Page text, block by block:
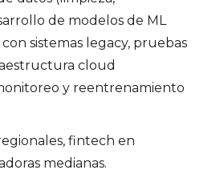
de modelos de ML
sistemas legacy, pruebas
cloud
y reentrenamiento
fintech en
medianas.